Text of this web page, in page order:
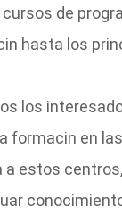
de
hasta los
los
formacin en
a estos